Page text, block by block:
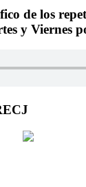
de los
y Viernes